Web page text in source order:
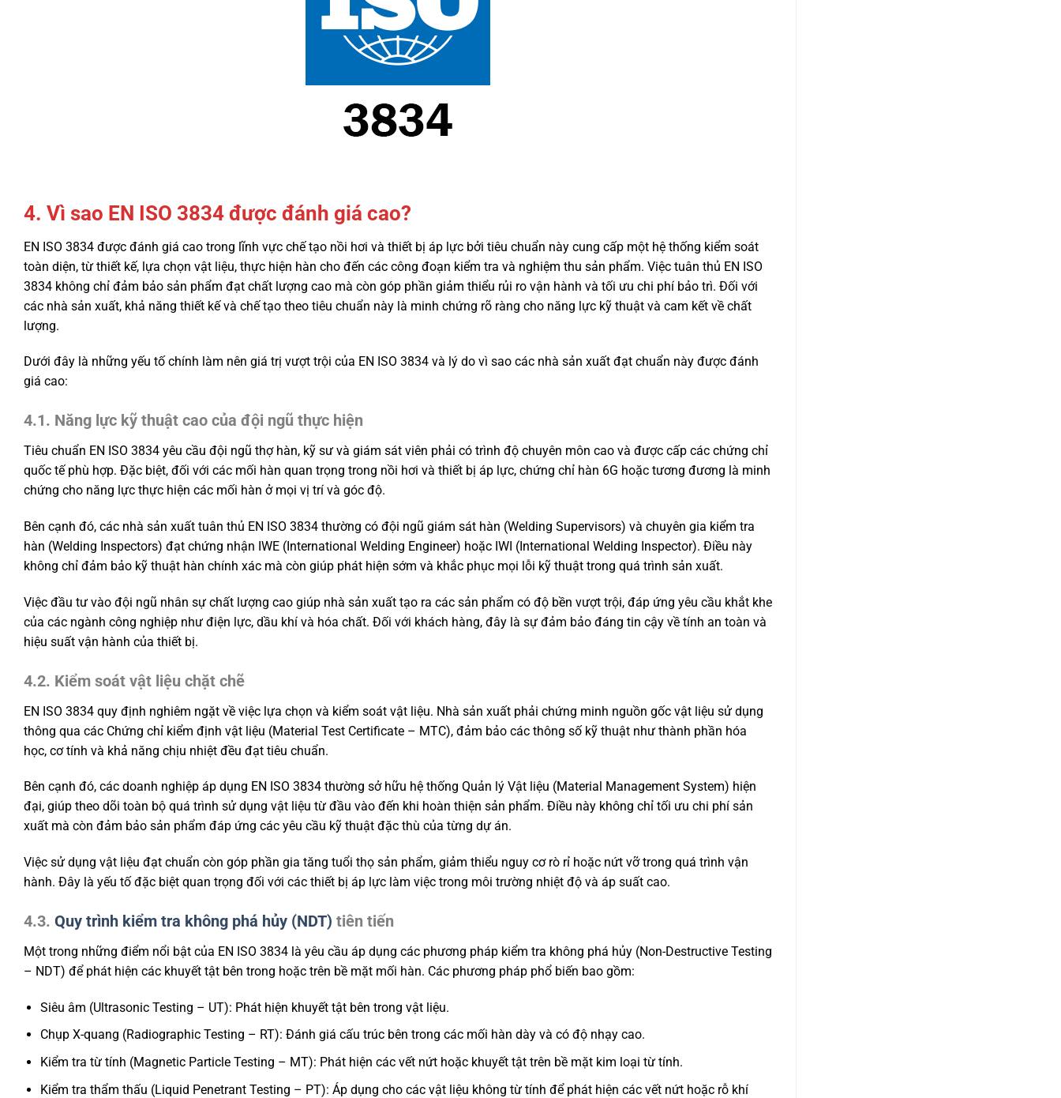
4. Vì sao EN ISO 3834 được đánh giá cao?
EN ISO 3834 được đánh giá cao trong lĩnh vực chế tạo nồi hơi và thiết bị áp lực bởi tiêu chuẩn này cung cấp một hệ thống kiểm soát
toàn diện, từ thiết kế, lựa chọn vật liệu, thực hiện hàn cho đến các công đoạn kiểm tra và nghiệm thu sản phẩm. Việc tuân thủ EN ISO
3834 không chỉ đảm bảo sản phẩm đạt chất lượng cao mà còn góp phần giảm thiểu rủi ro vận hành và tối ưu chi phí bảo trì. Đối với
các nhà sản xuất, khả năng thiết kế và chế tạo theo tiêu chuẩn này là minh chứng rõ ràng cho năng lực kỹ thuật và cam kết về chất
lượng.
Dưới đây là những yếu tố chính làm nên giá trị vượt trội của EN ISO 3834 và lý do vì sao các nhà sản xuất đạt chuẩn này được đánh
giá cao:
4.1. Năng lực kỹ thuật cao của đội ngũ thực hiện
Tiêu chuẩn EN ISO 3834 yêu cầu đội ngũ thợ hàn, kỹ sư và giám sát viên phải có trình độ chuyên môn cao và được cấp các chứng chỉ
quốc tế phù hợp. Đặc biệt, đối với các mối hàn quan trọng trong nồi hơi và thiết bị áp lực, chứng chỉ hàn 6G hoặc tương đương là minh
chứng cho năng lực thực hiện các mối hàn ở mọi vị trí và góc độ.
Bên cạnh đó, các nhà sản xuất tuân thủ EN ISO 3834 thường có đội ngũ giám sát hàn (Welding Supervisors) và chuyên gia kiểm tra
hàn (Welding Inspectors) đạt chứng nhận IWE (International Welding Engineer) hoặc IWI (International Welding Inspector). Điều này
không chỉ đảm bảo kỹ thuật hàn chính xác mà còn giúp phát hiện sớm và khắc phục mọi lỗi kỹ thuật trong quá trình sản xuất.
Việc đầu tư vào đội ngũ nhân sự chất lượng cao giúp nhà sản xuất tạo ra các sản phẩm có độ bền vượt trội, đáp ứng yêu cầu khắt khe
của các ngành công nghiệp như điện lực, dầu khí và hóa chất. Đối với khách hàng, đây là sự đảm bảo đáng tin cậy về tính an toàn và
hiệu suất vận hành của thiết bị.
4.2. Kiểm soát vật liệu chặt chẽ
EN ISO 3834 quy định nghiêm ngặt về việc lựa chọn và kiểm soát vật liệu. Nhà sản xuất phải chứng minh nguồn gốc vật liệu sử dụng
thông qua các Chứng chỉ kiểm định vật liệu (Material Test Certificate – MTC), đảm bảo các thông số kỹ thuật như thành phần hóa
học, cơ tính và khả năng chịu nhiệt đều đạt tiêu chuẩn.
Bên cạnh đó, các doanh nghiệp áp dụng EN ISO 3834 thường sở hữu hệ thống Quản lý Vật liệu (Material Management System) hiện
đại, giúp theo dõi toàn bộ quá trình sử dụng vật liệu từ đầu vào đến khi hoàn thiện sản phẩm. Điều này không chỉ tối ưu chi phí sản
xuất mà còn đảm bảo sản phẩm đáp ứng các yêu cầu kỹ thuật đặc thù của từng dự án.
Việc sử dụng vật liệu đạt chuẩn còn góp phần gia tăng tuổi thọ sản phẩm, giảm thiểu nguy cơ rò rỉ hoặc nứt vỡ trong quá trình vận
hành. Đây là yếu tố đặc biệt quan trọng đối với các thiết bị áp lực làm việc trong môi trường nhiệt độ và áp suất cao.
4.3. Quy trình kiểm tra không phá hủy (NDT) tiên tiến
Một trong những điểm nổi bật của EN ISO 3834 là yêu cầu áp dụng các phương pháp kiểm tra không phá hủy (Non-Destructive Testing
– NDT) để phát hiện các khuyết tật bên trong hoặc trên bề mặt mối hàn. Các phương pháp phổ biến bao gồm:
Siêu âm (Ultrasonic Testing – UT): Phát hiện khuyết tật bên trong vật liệu.
Chụp X-quang (Radiographic Testing – RT): Đánh giá cấu trúc bên trong các mối hàn dày và có độ nhạy cao.
Kiểm tra từ tính (Magnetic Particle Testing – MT): Phát hiện các vết nứt hoặc khuyết tật trên bề mặt kim loại từ tính.
Kiểm tra thẩm thấu (Liquid Penetrant Testing – PT): Áp dụng cho các vật liệu không từ tính để phát hiện các vết nứt hoặc rỗ khí